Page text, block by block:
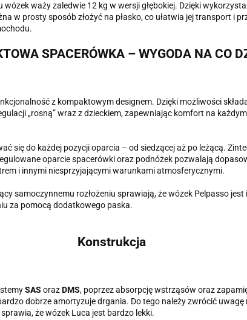
waży zaledwie 12 kg w wersji głębokiej. Dzięki
w prosty sposób złożyć na płasko, co ułatwia jej transport i
SPACERÓWKA – WYGODA NA CO
z kompaktowym designem. Dzięki możliwości
„rosną” wraz z dzieckiem, zapewniając komfort na
się do każdej pozycji oparcia – od siedzącej aż po leżącą.
oparcie spacerówki oraz podnóżek pozwalają
i innymi niesprzyjającymi warunkami atmosferycznymi.
samoczynnemu rozłożeniu sprawiają, że wózek Pelpasso
za pomocą dodatkowego paska.
Konstrukcja
SAS orazDMS, poprzez absorpcję wstrząsów oraz
dobrze amortyzuje drgania. Do tego należy zwrócić
że wózek Luca jest bardzo lekki.